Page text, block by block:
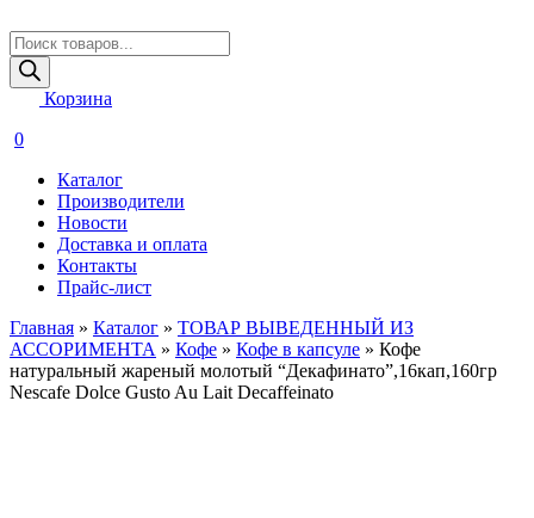
Поиск
товаров
Корзина
0
Каталог
Производители
Новости
Доставка и оплата
Контакты
Прайс-лист
Главная » Каталог » ТОВАР ВЫВЕДЕННЫЙ ИЗ
АССОРИМЕНТА » Кофе » Кофе в капсуле » Кофе
натуральный жареный молотый “Декафинато”,16кап,160гр
Nescafe Dolce Gusto Au Lait Decaffeinato